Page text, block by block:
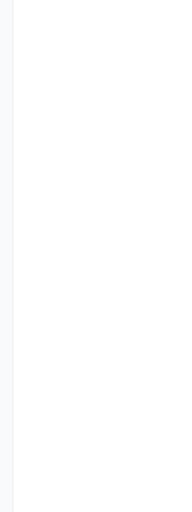
بین کانالی، مرغداری و
صنعتی و ساختمانی
تولیدی کمپانی اروپایی
شما عزیزان رو در صرف
صرفه جویی در هزینه و زمان
خبرنامه ما عضو شوید